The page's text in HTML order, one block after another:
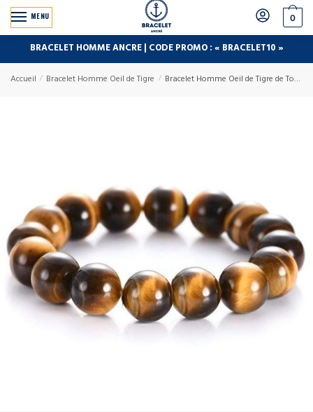
MENU 0
BRACELET HOMME ANCRE | CODE PROMO : « BRACELET10 »
Accueil / Bracelet Homme Oeil de Tigre / Bracelet Homme Oeil de Tigre de Toutes Tailles en Perle